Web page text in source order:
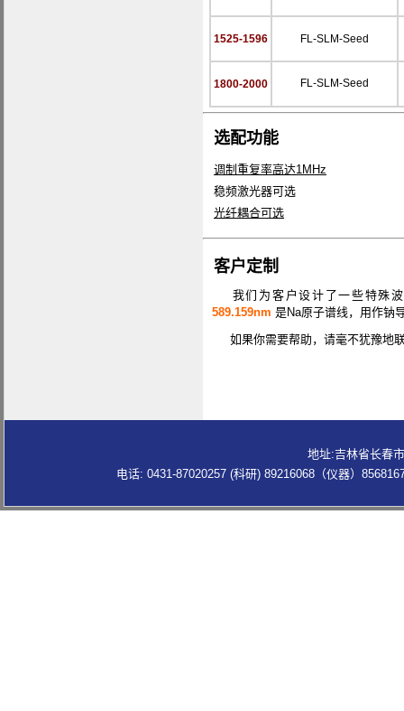
1525-1596 FL-SLM-Seed
1800-2000 FL-SLM-Seed
选配功能
调制重复率高达1MHz
稳频激光器可选
光纤耦合可选
客户定制
我们为客户设计了一些特殊波
589.159nm 是Na原子谱线，用作钠
如果你需要帮助，请毫不犹豫地
地址:吉林省长
电话: 0431-87020257 (科研) 89216068（仪器）